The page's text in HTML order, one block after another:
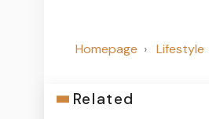
Homepage Lifestyle
Related